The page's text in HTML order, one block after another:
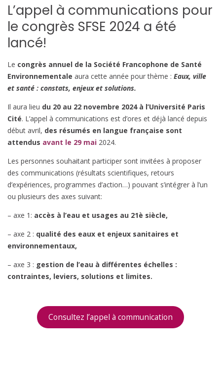
L’appel à communications pour
le congrès SFSE 2024 a été
lancé!
Le congrès annuel de la Société Francophone de Santé
Environnementale aura cette année pour thème : Eaux, ville
et santé : constats, enjeux et solutions.
Il aura lieu du 20 au 22 novembre 2024 à l’Université Paris
Cité. L’appel à communications est d’ores et déjà lancé depuis
début avril, des résumés en langue française sont
attendus avant le 29 mai 2024.
Les personnes souhaitant participer sont invitées à proposer
des communications (résultats scientifiques, retours
d’expériences, programmes d’action…) pouvant s’intégrer à l’un
ou plusieurs des axes suivant:
– axe 1: accès à l’eau et usages au 21è siècle,
– axe 2 : qualité des eaux et enjeux sanitaires et
environnementaux,
– axe 3 : gestion de l’eau à différentes échelles :
contraintes, leviers, solutions et limites.
Consultez l’appel à communication